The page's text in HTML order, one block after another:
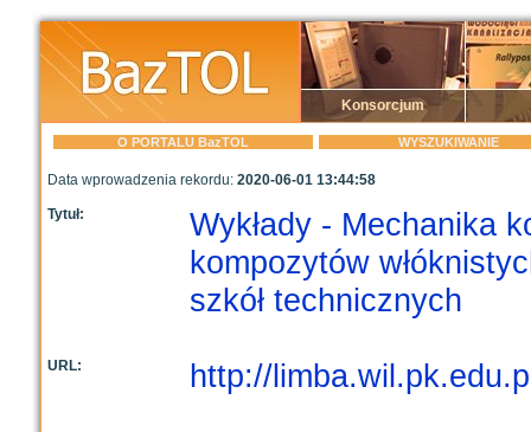
Konsorcjum
O PORTALU BazTOL WYSZUKIWANIE
Data wprowadzenia rekordu: 2020-06-01 13:44:58
Tytuł:
Wykłady - Mechanika
kompozytów
szkół technicznych
URL: http://